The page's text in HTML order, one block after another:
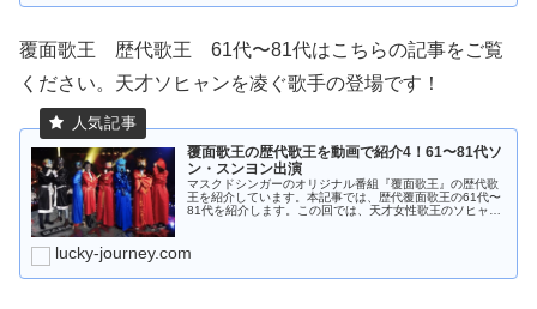
覆面歌王 歴代歌王 61代〜81代はこちらの記事をご覧
ください。天才ソヒャンを凌ぐ歌手の登場です！
覆面歌王の歴代歌王を動画で紹介4！61〜81代ソ
ン・スンヨン出演
マスクドシンガーのオリジナル番組『覆面歌王』の歴代歌
王を紹介しています。本記事では、歴代覆面歌王の61代〜
81代を紹介します。この回では、天才女性歌王のソヒャン
lucky-journey.com